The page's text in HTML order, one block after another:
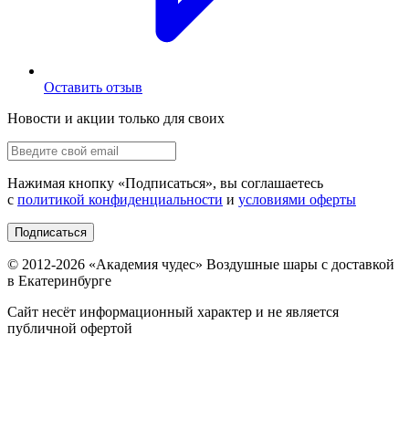
Оставить отзыв
Новости и акции только для своих
Нажимая кнопку «Подписаться», вы соглашаетесь
с политикой конфиденциальности и условиями оферты
Подписаться
© 2012-2026 «Академия чудес» Воздушные шары с доставкой
в Екатеринбурге
Сайт несёт информационный характер и не является
публичной офертой